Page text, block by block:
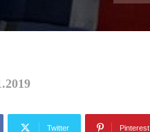
Twitter Pinterest